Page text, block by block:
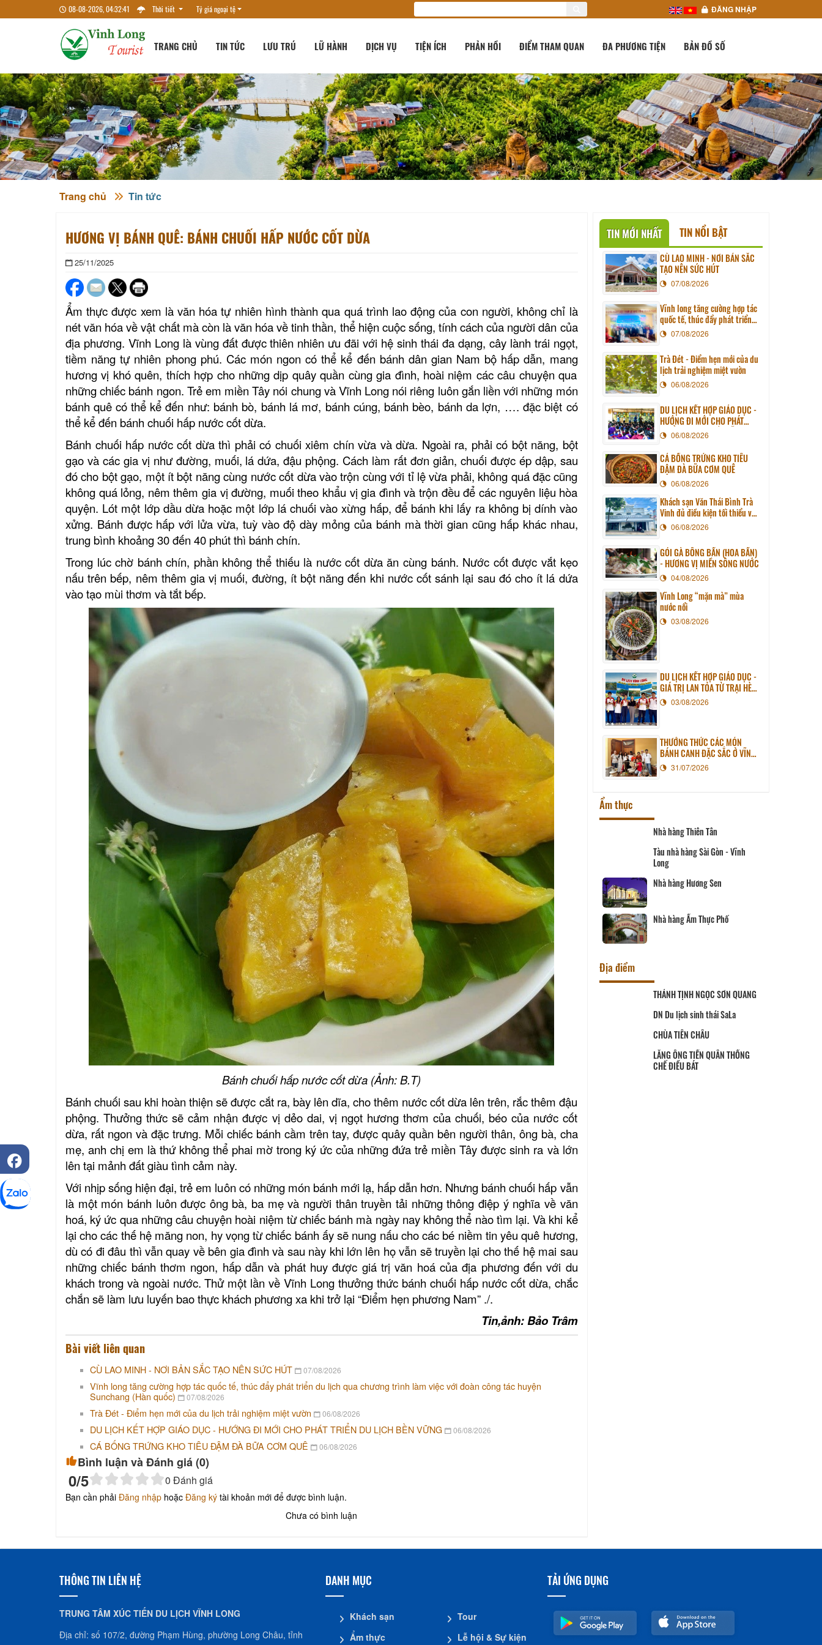
08-08-2026, 04:32:42 Thời tiết Tỷ giá ngoại tệ ĐĂNG NHẬP
TRANG CHỦ TIN TỨC LƯU TRÚ LỮ HÀNH DỊCH VỤ TIỆN ÍCH PHẢN HỒI ĐIỂM THAM QUAN ĐA PHƯƠNG TIỆN BẢN ĐỒ SỐ
Trang chủ Tin tức
HƯƠNG VỊ BÁNH QUÊ: BÁNH CHUỐI HẤP NƯỚC CỐT DỪA
25/11/2025
Ẩm thực được xem là văn hóa tự nhiên hình thành qua quá trình lao động của con người, không chỉ là
nét văn hóa về vật chất mà còn là văn hóa về tinh thần, thể hiện cuộc sống, tính cách của người dân của
địa phương. Vĩnh Long là vùng đất được thiên nhiên ưu đãi với hệ sinh thái đa dạng, cây lành trái ngọt,
tiềm năng tự nhiên phong phú. Các món ngon có thể kể đến bánh dân gian Nam bộ hấp dẫn, mang
hương vị khó quên, thích hợp cho những dịp quây quần cùng gia đình, hoài niệm các câu chuyện qua
những chiếc bánh ngon. Trẻ em miền Tây nói chung và Vĩnh Long nói riêng luôn gắn liền với những món
bánh quê có thể kể đến như: bánh bò, bánh lá mơ, bánh cúng, bánh bèo, bánh da lợn, …. đặc biệt có
thể kể đến bánh chuối hấp nước cốt dừa.
Bánh chuối hấp nước cốt dừa thì phải có chuối xiêm chín vừa và dừa. Ngoài ra, phải có bột năng, bột
gạo và các gia vị như đường, muối, lá dứa, đậu phộng. Cách làm rất đơn giản, chuối được ép dập, sau
đó cho bột gạo, một ít bột năng cùng nước cốt dừa vào trộn cùng với tỉ lệ vừa phải, không quá đặc cũng
không quá lỏng, nêm thêm gia vị đường, muối theo khẩu vị gia đình và trộn đều để các nguyên liệu hòa
quyện. Lót một lớp dầu dừa hoặc một lớp lá chuối vào xừng hấp, để bánh khi lấy ra không bị dính vào
xửng. Bánh được hấp với lửa vừa, tuỳ vào độ dày mỏng của bánh mà thời gian cũng hấp khác nhau,
trung bình khoảng 30 đến 40 phút thì bánh chín.
Trong lúc chờ bánh chín, phần không thể thiếu là nước cốt dừa ăn cùng bánh. Nước cốt được vắt kẹo
nấu trên bếp, nêm thêm gia vị muối, đường, ít bột năng đến khi nước cốt sánh lại sau đó cho ít lá dứa
vào tạo mùi thơm và tắt bếp.
Bánh chuối hấp nước cốt dừa (Ảnh: B.T)
Bánh chuối sau khi hoàn thiện sẽ được cắt ra, bày lên dĩa, cho thêm nước cốt dừa lên trên, rắc thêm đậu
phộng. Thưởng thức sẽ cảm nhận được vị dẻo dai, vị ngọt hương thơm của chuối, béo của nước cốt
dừa, rất ngon và đặc trưng. Mỗi chiếc bánh cầm trên tay, được quây quần bên người thân, ông bà, cha
mẹ,anhchịem là thứ không thể phai mờ trong ký ức của những đứa trẻ miền Tây được sinh ra và lớn
lên tại mảnh đất giàu tình cảm này.
Với nhịp sống hiện đại, trẻ em luôn có những món bánh mới lạ, hấp dẫn hơn. Nhưng bánh chuối hấp vẫn
là một món bánh luôn được ông bà, ba mẹ và người thân truyền tải những thông điệp ý nghĩa về văn
hoá, ký ức qua những câu chuyện hoài niệm từ chiếc bánh mà ngày nay không thể nào tìm lại. Và khi kể
lại cho các thế hệ măng non, hy vọng từ chiếc bánh ấy sẽ nung nấu cho các bé niềm tin yêu quê hương,
dù có đi đâu thì vẫn quay về bên gia đình và sau này khi lớn lên họ vẫn sẽ truyền lại cho thế hệ mai sau
những chiếc bánh thơm ngon, hấp dẫn và phát huy được giá trị văn hoá của địa phương đến với du
khách trong và ngoài nước. Thử một lần về Vĩnh Longthưởng thức bánh chuối hấp nước cốt dừa, chắc
chắn sẽ làm lưu luyến bao thực khách phương xa khi trở lại “Điểm hẹn phương Nam” ./.
Tin,ảnh: Bảo Trâm
Bài viết liên quan
CÙ LAO MINH - NƠI BẢN SẮC TẠO NÊN SỨC HÚT 07/08/2026
Vĩnh long tăng cường hợp tác quốc tế, thúc đẩy phát triển du lịch qua chương trình làm việc với đoàn công tác huyện
Sunchang (Hàn quốc)
07/08/2026
Trà Đét - Điểm hẹn mới của du lịch trải nghiệm miệt vườn 06/08/2026
DU LỊCH KẾT HỢP GIÁO DỤC - HƯỚNG ĐI MỚI CHO PHÁT TRIỂN DU LỊCH BỀN VỮNG 06/08/2026
CÁ BỐNG TRỨNG KHO TIÊU ĐẬM ĐÀ BỮA CƠM QUÊ 06/08/2026
Bình luận và Đánh giá (0)
0/5 0 Đánh giá
Bạn cần phải Đăng nhập hoặc Đăng ký tài khoản mới để được bình luận.
Chưa có bình luận
TIN MỚI NHẤT TIN NỔI BẬT
CÙ LAO MINH - NƠI BẢN SẮC
TẠO NÊN SỨC HÚT
07/08/2026
Vĩnh long tăng cường hợp tác
quốc tế, thúc đẩy phát triển
du lịch qua chương trình làm
việc với đoàn công tác huyện
Sunchang (Hàn quốc)
07/08/2026
Trà Đét - Điểm hẹn mới của du
lịch trải nghiệm miệt vườn
06/08/2026
DU LỊCH KẾT HỢP GIÁO DỤC -
HƯỚNG ĐI MỚI CHO PHÁT
TRIỂN DU LỊCH BỀN VỮNG
06/08/2026
CÁ BỐNG TRỨNG KHO TIÊU
ĐẬM ĐÀ BỮA CƠM QUÊ
06/08/2026
Khách sạn Văn Thái Bình Trà
Vinh đủ điều kiện tối thiểu về
cơ sở vật chất kỹ thuật và
dịch vụ của cơ sở lưu trú du
lịch
06/08/2026
GỎI GÀ BÔNG BẦN (HOA BẦN)
- HƯƠNG VỊ MIỀN SÔNG NƯỚC
04/08/2026
Vĩnh Long “mặn mà” mùa
nước nổi
03/08/2026
DU LỊCH KẾT HỢP GIÁO DỤC -
GIÁ TRỊ LAN TỎA TỪ TRẠI HÈ
PHƯƠNG NAM NĂM 2026
03/08/2026
THƯỞNG THỨC CÁC MÓN
BÁNH CANH ĐẶC SẮC Ở VĨNH
LONG31/07/2026
Ẩm thực
Nhà hàng Thiên Tân
Tàu nhà hàng Sài Gòn - Vĩnh
Long
Nhà hàng Hương Sen
Nhà hàng Ẩm Thực Phố
Nhà hàng Phương Thủy
Địa điểm
Khu tưởng niệm cố Thủ tướng Võ
Văn Kiệt
BẢO TÀNG VĨNH LONG
Khu lưu niệm Giáo sư, Viện sĩ
Nhà dừa CocoHome
Khu lưu niệm Chủ tịch Hội đồng
Bộ trưởng Phạm Hùng
KHU DU LỊCH VINH SANG
VĂN THÁNH MIẾU VĨNH LONG
Đình Tân Hoa
THÁNH TỊNH NGỌC SƠN QUANG
DN Du lịch sinh thái SaLa
LĂNG ÔNG TIỀN QUÂN THỐNG
CHẾ ĐIỀU BÁT
CHÙA PHƯỚC HẬU
Cơ sở sản xuất và kinh doanh
Peace Farm
Út Trinh
THÔNG TIN LIÊN HỆ
TRUNG TÂM XÚC TIẾN DU LỊCH VĨNH LONG
Địa chỉ: số 107/2, đường Phạm Hùng, phường Long Châu, tỉnh
DANH MỤC
Khách sạn
Ẩm thực
Tour
Lễ hội & Sự kiện
TẢI ỨNG DỤNG